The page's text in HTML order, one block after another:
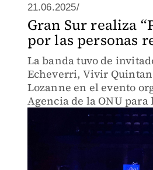
21.06.2025/
Gran Sur realiza
por las personas
La banda tuvo de
Echeverri, Vivir
Lozanne en el evento
Agencia de la ONU para